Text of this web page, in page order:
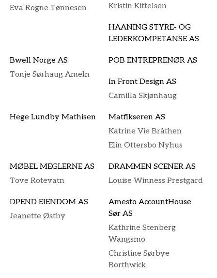
Eva Rogne Tønnesen
Kristin Kittelsen
HAANING STYRE- OG
LEDERKOMPETANSE AS
Bwell Norge AS
Tonje Sørhaug Ameln
POB ENTREPRENØR AS
In Front Design AS
Camilla Skjønhaug
Hege Lundby Mathisen
Matfikseren AS
Katrine Vie Bråthen
Elin Ottersbo Nyhus
MØBEL MEGLERNE AS
Tove Rotevatn
DRAMMEN SCENER AS
Louise Winness Prestgard
DPEND EIENDOM AS
Jeanette Østby
Amesto AccountHouse
Sør AS
Kathrine Stenberg
Wangsmo
Christine Sørbye
Borthwick